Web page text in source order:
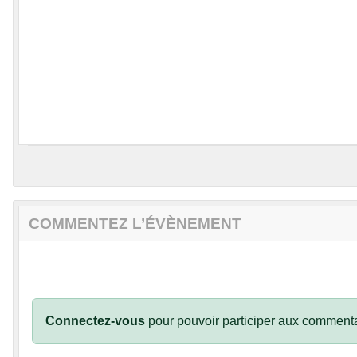
COMMENTEZ L’ÉVÈNEMENT
Connectez-vous pour pouvoir participer aux